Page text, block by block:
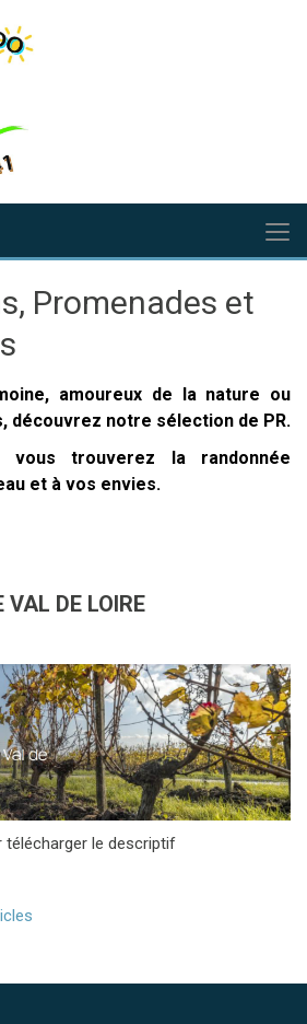
Promenades et
amoureux de la nature ou
découvrez notre sélection de PR.
vous trouverez la randonnée
et à vos envies.
VAL DE LOIRE
télécharger le descriptif